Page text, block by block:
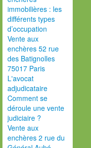
immobilières : les
différents types
d’occupation
Vente aux
enchères 52 rue
des Batignolles
75017 Paris
L'avocat
adjudicataire
Comment se
déroule une vente
judiciaire ?
Vente aux
enchères 2 rue du